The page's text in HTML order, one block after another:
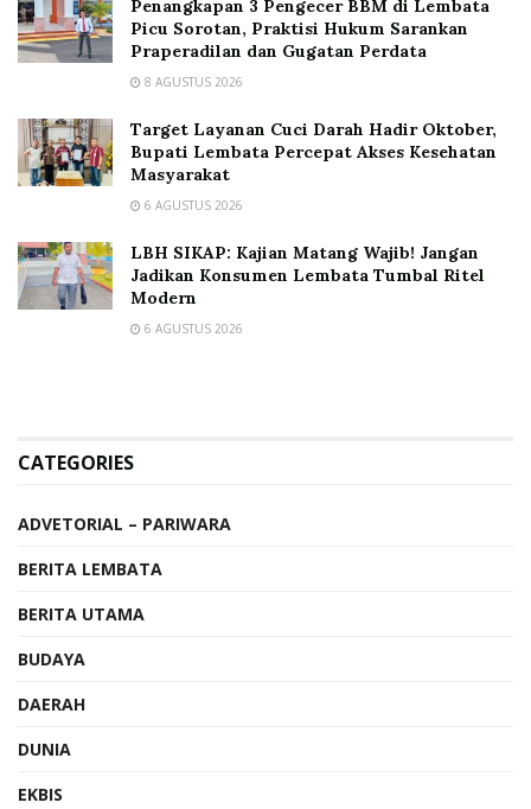
Penangkapan 3 Pengecer BBM di Lembata
Picu Sorotan, Praktisi Hukum Sarankan
Praperadilan dan Gugatan Perdata
8 AGUSTUS 2026
Target Layanan Cuci Darah Hadir Oktober,
Bupati Lembata Percepat Akses Kesehatan
Masyarakat
6 AGUSTUS 2026
LBH SIKAP: Kajian Matang Wajib! Jangan
Jadikan Konsumen Lembata Tumbal Ritel
Modern
6 AGUSTUS 2026
CATEGORIES
ADVETORIAL – PARIWARA
BERITA LEMBATA
BERITA UTAMA
BUDAYA
DAERAH
DUNIA
EKBIS